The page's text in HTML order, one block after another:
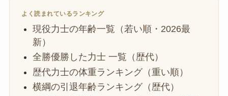
よく読まれているランキング
現役力士の年齢一覧（若い順・2026最
新）
全勝優勝した力士 一覧（歴代）
歴代力士の体重ランキング（重い順）
横綱の引退年齢ランキング（歴代）